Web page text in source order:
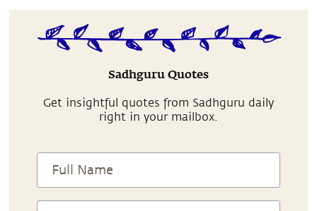
Sadhguru Quotes
Get insightful quotes from Sadhguru daily
right in your mailbox.